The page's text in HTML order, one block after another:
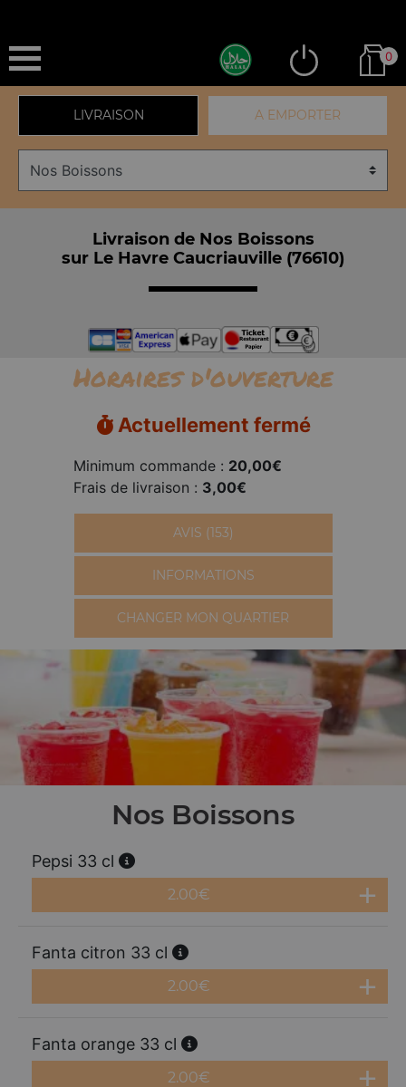
0
LIVRAISON A EMPORTER
Livraison de Nos Boissons
sur Le Havre Caucriauville (76610)
Horaires d'ouverture
Actuellement fermé
Minimum commande : 20,00€
Frais de livraison : 3,00€
AVIS (153)
INFORMATIONS
CHANGER MON QUARTIER
Nos Boissons
Pepsi 33 cl
2.00€
Fanta citron 33 cl
2.00€
Fanta orange 33 cl
2.00€